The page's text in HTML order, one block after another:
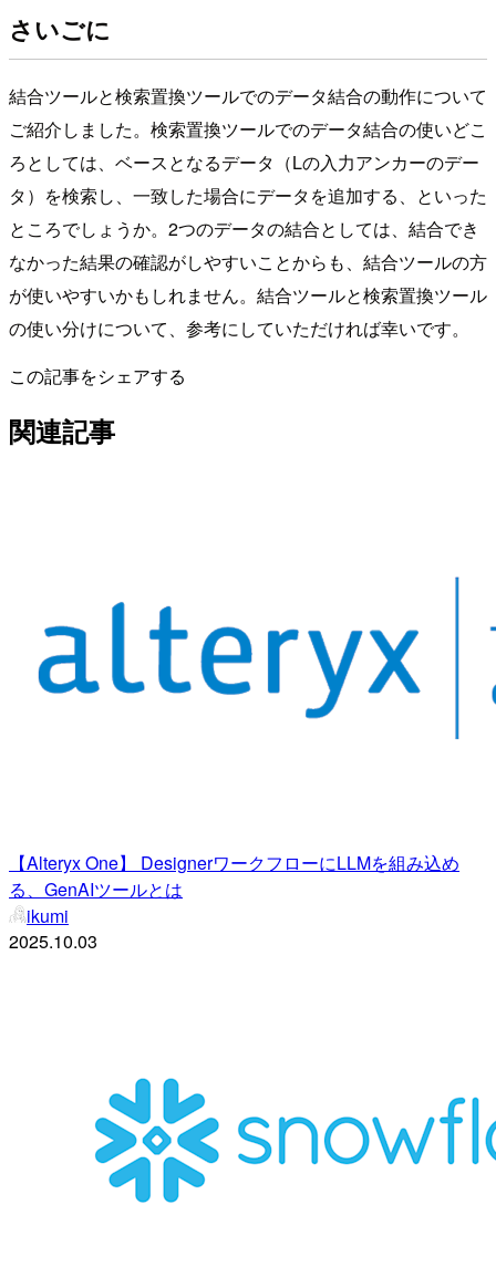
さいごに
結合ツールと検索置換ツールでのデータ結合の動作について
ご紹介しました。検索置換ツールでのデータ結合の使いどこ
ろとしては、ベースとなるデータ（Lの入力アンカーのデー
タ）を検索し、一致した場合にデータを追加する、といった
ところでしょうか。2つのデータの結合としては、結合でき
なかった結果の確認がしやすいことからも、結合ツールの方
が使いやすいかもしれません。結合ツールと検索置換ツール
の使い分けについて、参考にしていただければ幸いです。
この記事をシェアする
関連記事
【Alteryx One】 DesignerワークフローにLLMを組み込め
る、GenAIツールとは
ikumi
2025.10.03